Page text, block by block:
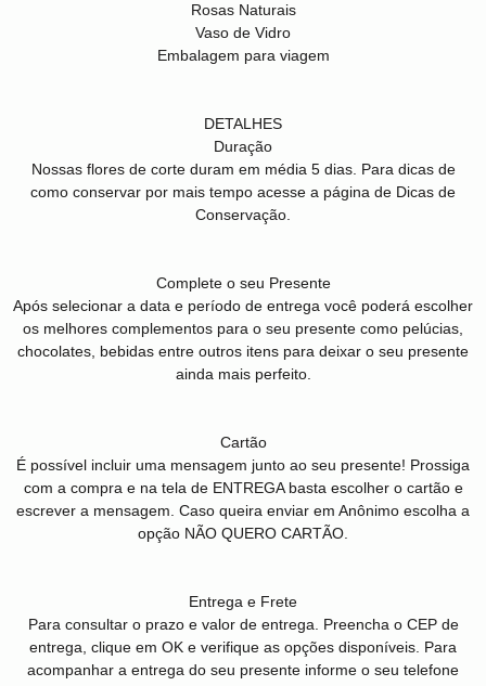
Rosas Naturais
Vaso de Vidro
Embalagem para viagem
DETALHES
Duração
Nossas flores de corte duram em média 5 dias. Para dicas de
como conservar por mais tempo acesse a página de Dicas de
Conservação.
Complete o seu Presente
Após selecionar a data e período de entrega você poderá escolher
os melhores complementos para o seu presente como pelúcias,
chocolates, bebidas entre outros itens para deixar o seu presente
ainda mais perfeito.
Cartão
É possível incluir uma mensagem junto ao seu presente! Prossiga
com a compra e na tela de ENTREGA basta escolher o cartão e
escrever a mensagem. Caso queira enviar em Anônimo escolha a
opção NÃO QUERO CARTÃO.
Entrega e Frete
Para consultar o prazo e valor de entrega. Preencha o CEP de
entrega, clique em OK e verifique as opções disponíveis. Para
acompanhar a entrega do seu presente informe o seu telefone